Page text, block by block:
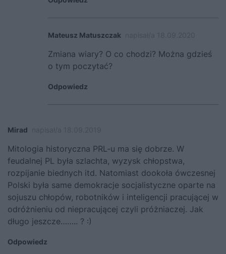
Mateusz Matuszczak
Zmiana wiary? O co chodzi? Można gdzieś
o tym poczytać?
Odpowiedz
Mirad
Mitologia historyczna PRL-u ma się dobrze. W
feudalnej PL była szlachta, wyzysk chłopstwa,
rozpijanie biednych itd. Natomiast dookoła ówczesnej
Polski była same demokracje socjalistyczne oparte na
sojuszu chłopów, robotników i inteligencji pracującej w
odróżnieniu od niepracującej czyli próżniaczej. Jak
długo jeszcze…….. ? :)
Odpowiedz